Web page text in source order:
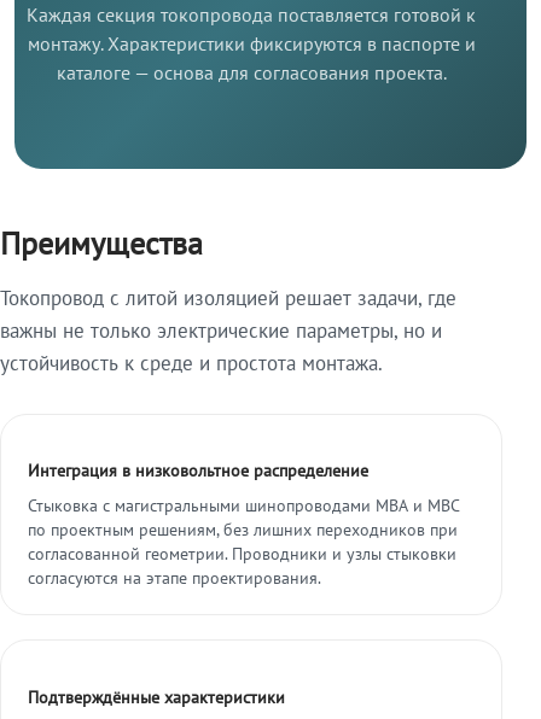
Каждая секция токопровода поставляется готовой к
монтажу. Характеристики фиксируются в паспорте и
каталоге — основа для согласования проекта.
Преимущества
Токопровод с литой изоляцией решает задачи, где
важны не только электрические параметры, но и
устойчивость к среде и простота монтажа.
Интеграция в низковольтное распределение
Стыковка с магистральными шинопроводами МВА и МВС
по проектным решениям, без лишних переходников при
согласованной геометрии. Проводники и узлы стыковки
согласуются на этапе проектирования.
Подтверждённые характеристики